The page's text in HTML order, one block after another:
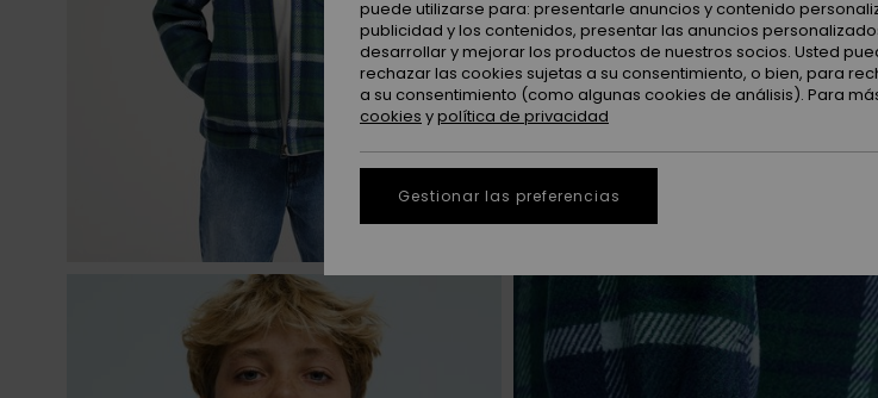
puede utilizarse para: presentarle anuncios y contenido
publicidad y los contenidos, presentar las anuncios
desarrollar y mejorar los productos de nuestros socios. Usted
rechazar las cookies sujetas a su consentimiento, o bien, para
a su consentimiento (como algunas cookies de análisis). Para
cookies ypolítica de privacidad
Gestionar las preferencias